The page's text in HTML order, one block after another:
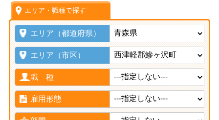
エリア・職種で探す
エリア（都道府県）
エリア（市区）
職 種
雇用形態